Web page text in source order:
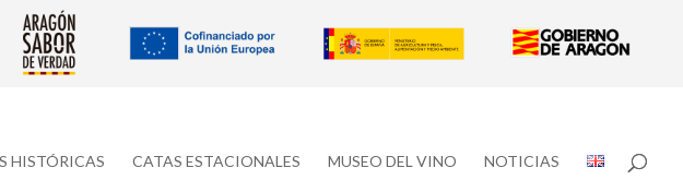
HISTÓRICAS CATAS ESTACIONALES MUSEO DEL VINO NOTICIAS